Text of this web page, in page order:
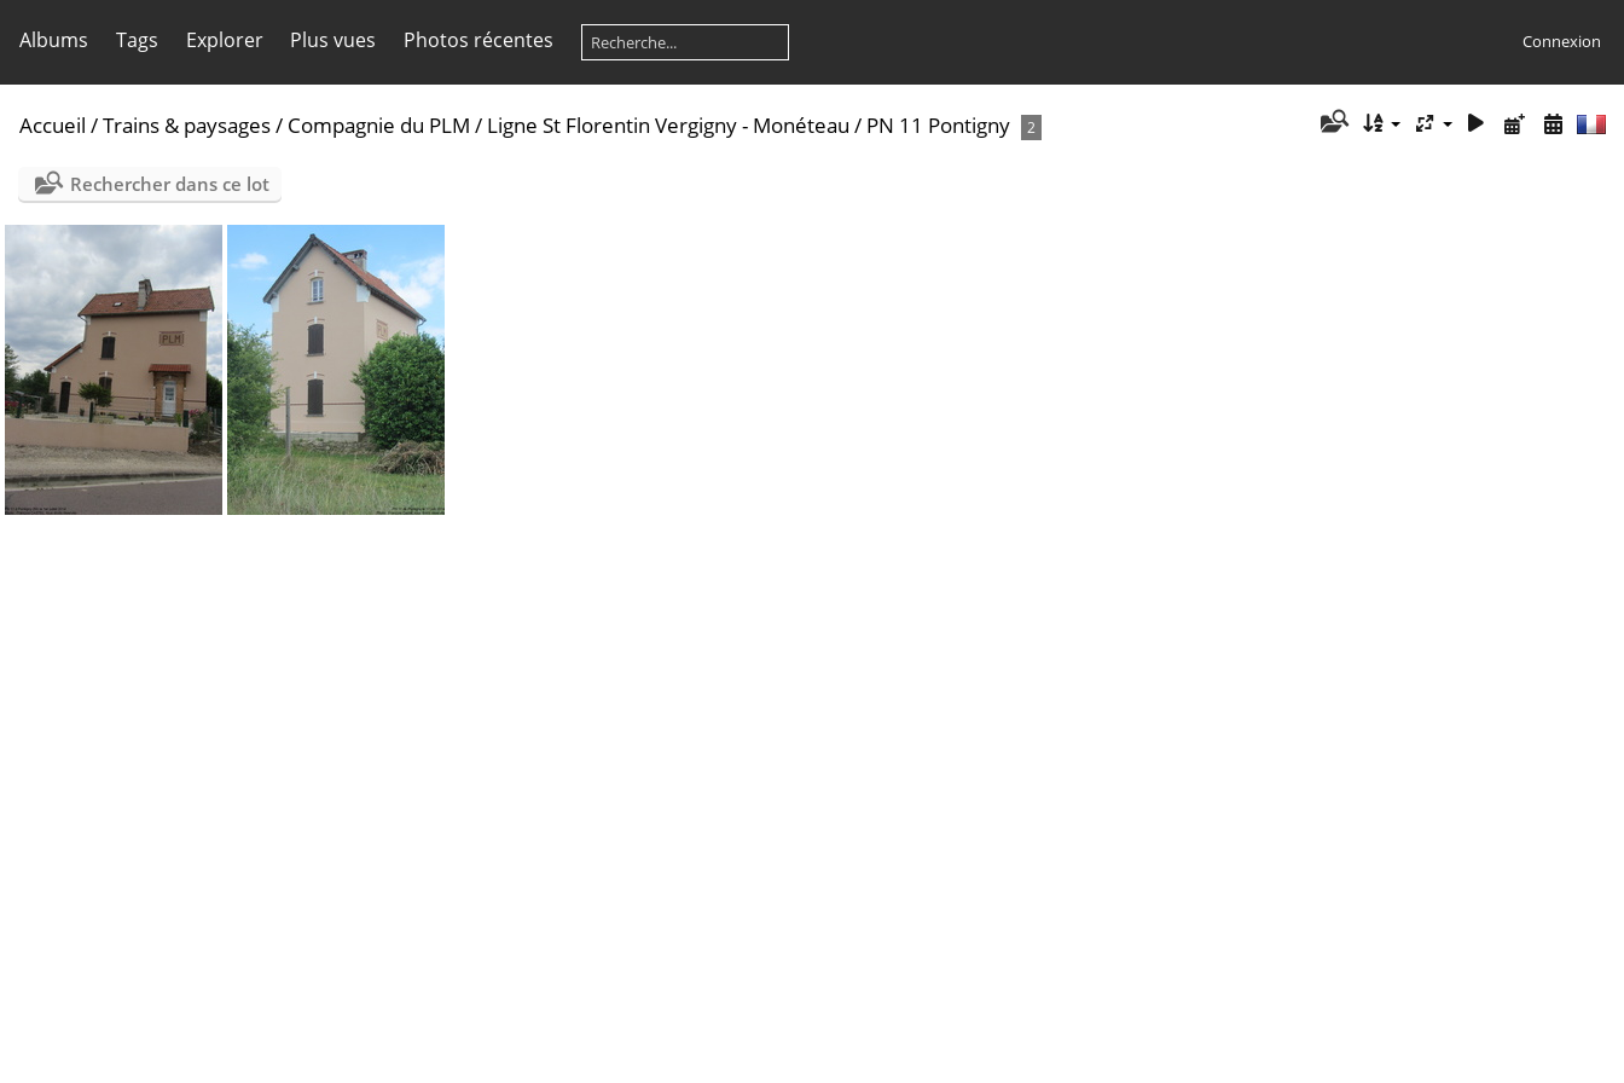
Albums Tags Explorer Plus vues Photos récentes Connexion
Accueil /Trains & paysages/ Compagnie du PLM / Ligne St Florentin Vergigny - Monéteau / PN 11 Pontigny 2
Rechercher dans ce lot